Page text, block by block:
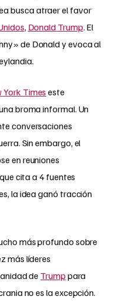
busca atraer el favor
, Donald Trump. El
de Donald y evoca al
York Timeseste
broma informal. Un
conversaciones
Sin embargo, el
en reuniones
cita a 4 fuentes
la idea ganó tracción
más profundo sobre
más líderes
de Trump para
no es la excepción.